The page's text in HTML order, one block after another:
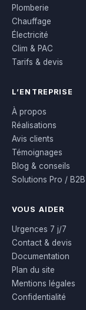
Plomberie
Chauffage
Électricité
Clim & PAC
Tarifs & devis
L’ENTREPRISE
À propos
Réalisations
Avis clients
Témoignages
Blog & conseils
Solutions Pro / B2B
VOUS AIDER
Urgences 7 j/7
Contact & devis
Documentation
Plan du site
Mentions légales
Confidentialité